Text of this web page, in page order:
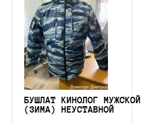
БУШЛАТ КИНОЛОГ МУЖСКОЙ
(ЗИМА) НЕУСТАВНОЙ